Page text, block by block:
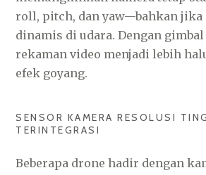
roll, pitch, dan yaw—bahkan jika
dinamis di udara. Dengan
rekaman video menjadi lebih
efek goyang.
SENSOR KAMERA RESOLUSI
TERINTEGRASI
Beberapa drone hadir dengan